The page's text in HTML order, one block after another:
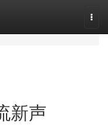
新声